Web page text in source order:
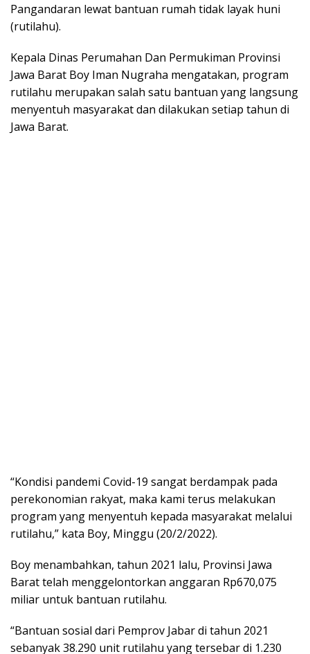
Pangandaran lewat bantuan rumah tidak layak huni
(rutilahu).
Kepala Dinas Perumahan Dan Permukiman Provinsi
Jawa Barat Boy Iman Nugraha mengatakan, program
rutilahu merupakan salah satu bantuan yang langsung
menyentuh masyarakat dan dilakukan setiap tahun di
Jawa Barat.
“Kondisi pandemi Covid-19 sangat berdampak pada
perekonomian rakyat, maka kami terus melakukan
program yang menyentuh kepada masyarakat melalui
rutilahu,” kata Boy, Minggu (20/2/2022).
Boy menambahkan, tahun 2021 lalu, Provinsi Jawa
Barat telah menggelontorkan anggaran Rp670,075
miliar untuk bantuan rutilahu.
“Bantuan sosial dari Pemprov Jabar di tahun 2021
sebanyak 38.290 unit rutilahu yang tersebar di 1.230